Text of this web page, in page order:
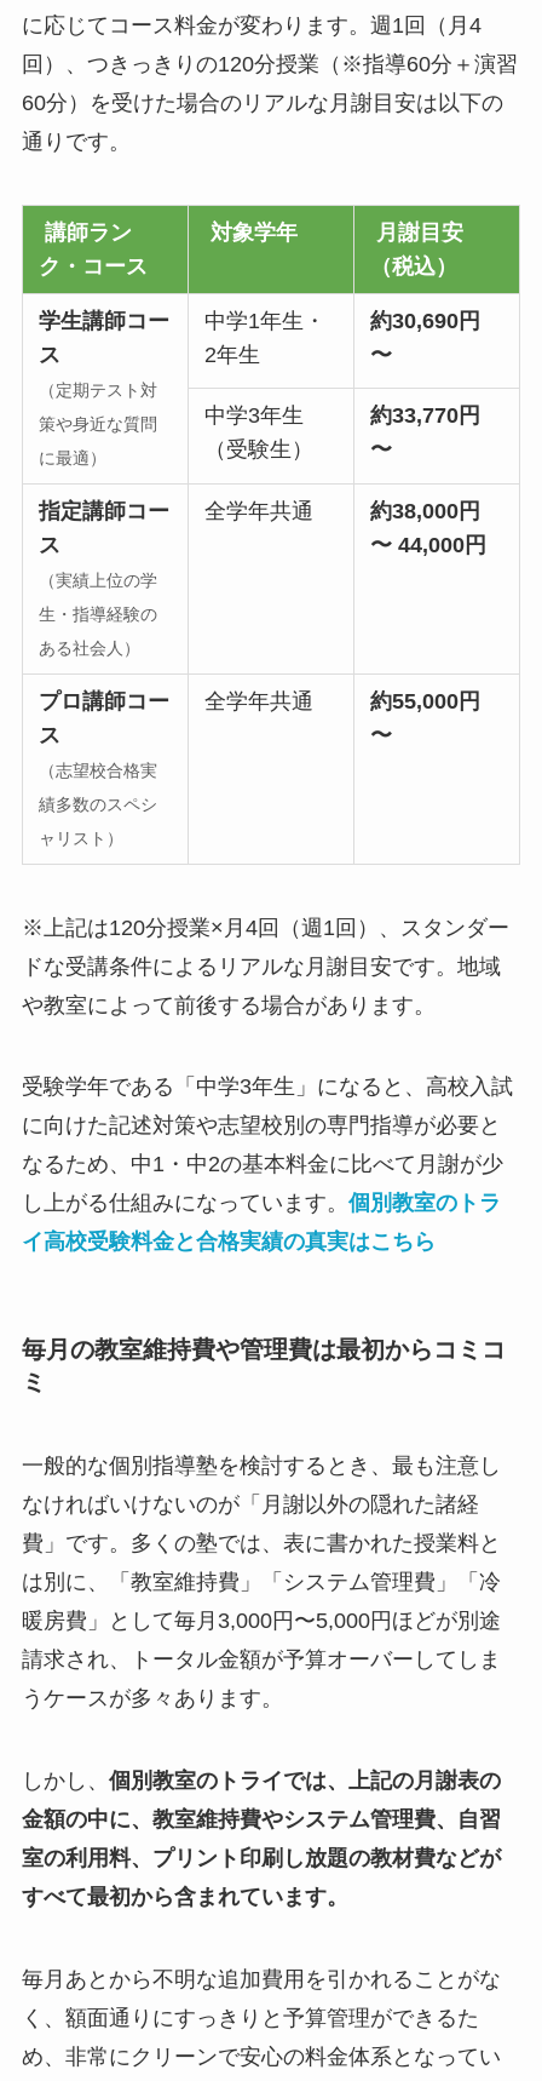
に応じてコース料金が変わります。週1回（月4
回）、つきっきりの120分授業（※指導60分＋演習
60分）を受けた場合のリアルな月謝目安は以下の
通りです。
講師ラン
ク・コース
対象学年
月謝目安
（税込）
学生講師コー
ス
（定期テスト対
策や身近な質問
に最適）
中学1年生・
2年生
約30,690円
〜
中学3年生
（受験生）
約33,770円
〜
指定講師コー
ス
（実績上位の学
生・指導経験の
ある社会人）
全学年共通
約38,000円
〜 44,000円
プロ講師コー
ス
（志望校合格実
績多数のスペシ
ャリスト）
全学年共通
約55,000円
〜
※上記は120分授業×月4回（週1回）、スタンダー
ドな受講条件によるリアルな月謝目安です。地域
や教室によって前後する場合があります。
受験学年である「中学3年生」になると、高校入試
に向けた記述対策や志望校別の専門指導が必要と
なるため、中1・中2の基本料金に比べて月謝が少
し上がる仕組みになっています。 個別教室のトラ
イ高校受験料金と合格実績の真実はこちら
毎月の教室維持費や管理費は最初からコミコ
ミ
一般的な個別指導塾を検討するとき、最も注意し
なければいけないのが「月謝以外の隠れた諸経
費」です。多くの塾では、表に書かれた授業料と
は別に、「教室維持費」「システム管理費」「冷
暖房費」として毎月3,000円〜5,000円ほどが別途
請求され、トータル金額が予算オーバーしてしま
うケースが多々あります。
しかし、 個別教室のトライでは、上記の月謝表の
金額の中に、教室維持費やシステム管理費、自習
室の利用料、プリント印刷し放題の教材費などが
すべて最初から含まれています。
毎月あとから不明な追加費用を引かれることがな
く、額面通りにすっきりと予算管理ができるた
め、非常にクリーンで安心の料金体系となってい